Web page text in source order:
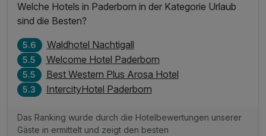
Welche Hotels in Paderborn in der Kategorie Urlaub
sind die Besten?
5.6 Waldhotel Nachtigall
5.5 Welcome Hotel Paderborn
5.5 Best Western Plus Arosa Hotel
5.3 IntercityHotel Paderborn
Das Ranking wurde durch die Hotelbewertungen unserer
Gäste in ermittelt und zeigt den besten